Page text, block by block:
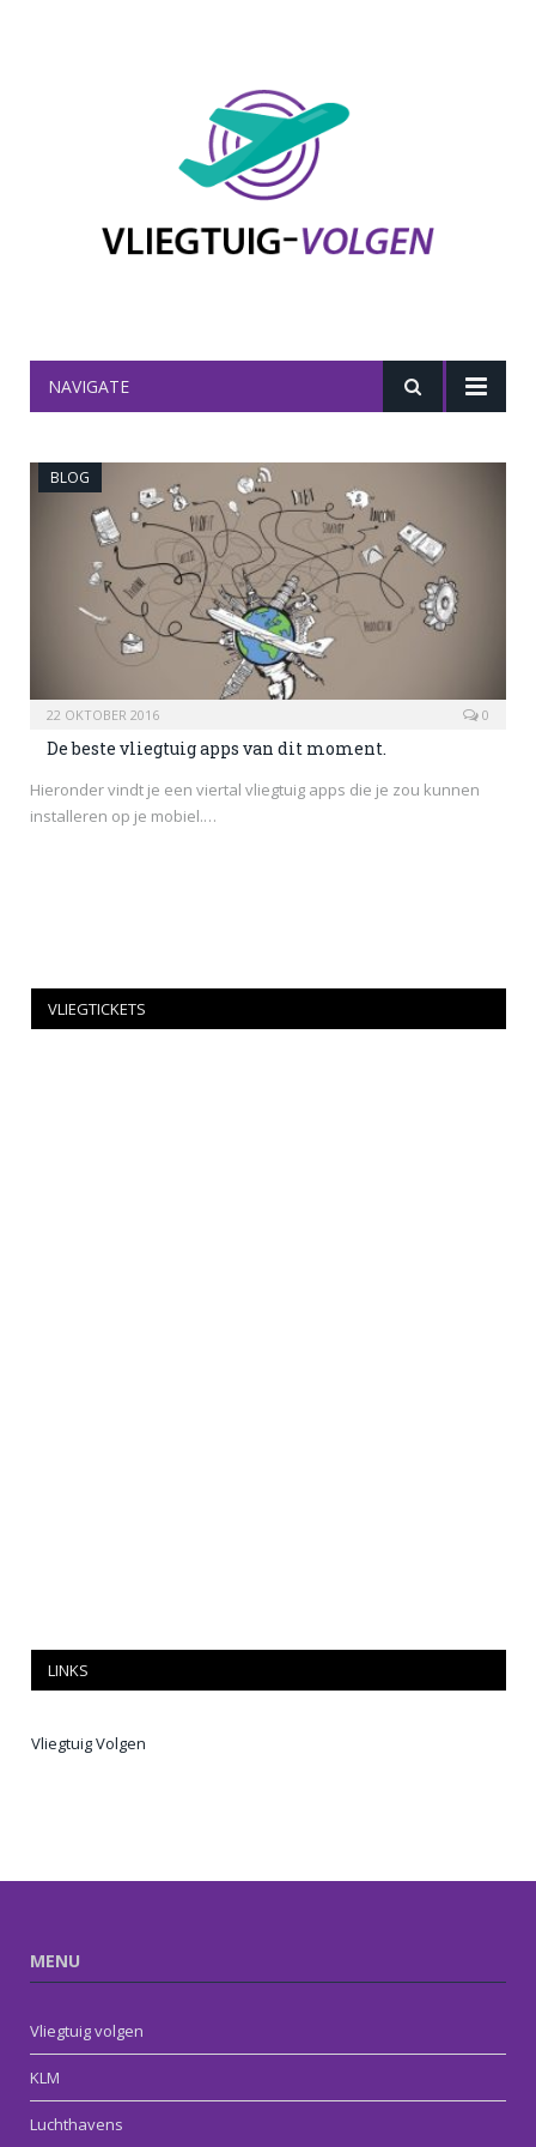
NAVIGATE
BLOG
22 OKTOBER 2016 0
De beste vliegtuig apps van dit moment.
Hieronder vindt je een viertal vliegtuig apps die je zou kunnen
installeren op je mobiel.…
VLIEGTICKETS
LINKS
Vliegtuig Volgen
MENU
Vliegtuig volgen
KLM
Luchthavens